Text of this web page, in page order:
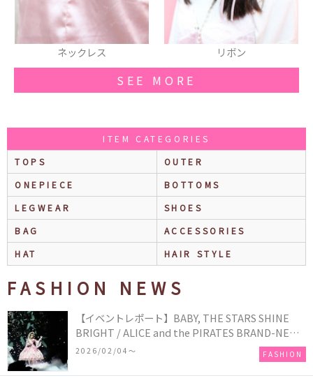
リボン ニーハイソックス
SEE MORE
ITEM CATEGORIES
TOPS
OUTER
ONEPIECE
BOTTOMS
LEGWEAR
SHOES
BAG
ACCESSORIES
HAT
HAIR STYLE
FASHION NEWS
【イベントレポート】BABY, THE STARS SHINE
BRIGHT / ALICE and the PIRATES BRAND-NEW
COLLECTION in TOKYO
2026/02/04〜 FASHION